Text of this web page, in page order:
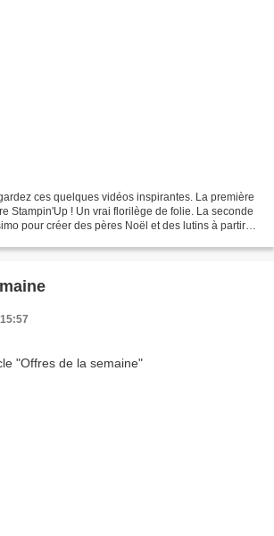
ces quelques vidéos inspirantes. La première
Stampin'Up ! Un vrai florilège de folie. La seconde
pour créer des pères Noël et des lutins à partir